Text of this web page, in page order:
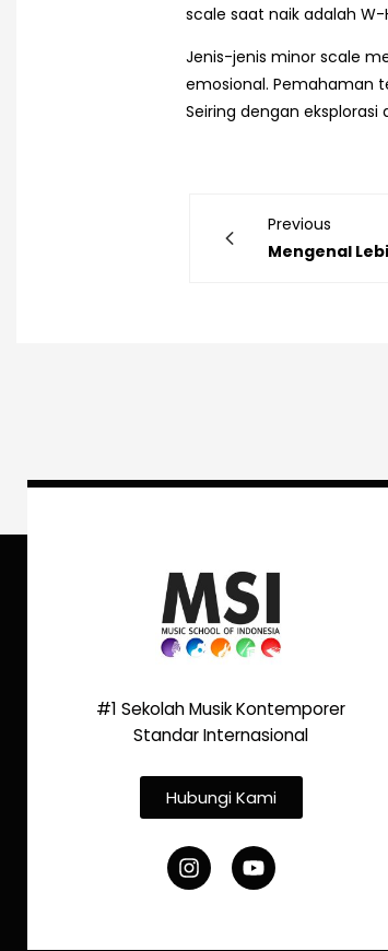
scale saat naik adalah
Jenis-jenis minor scale
emosional. Pemahaman
Seiring dengan
Previous
Mengenal
#1 Sekolah Musik Kontemporer
Standar Internasional
Hubungi Kami